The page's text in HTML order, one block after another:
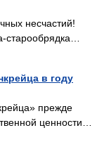
несчастий!
старообрядка…
в году
прежде
ценности…